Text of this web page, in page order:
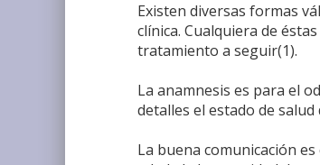
Existen diversas formas
clínica. Cualquiera de
tratamiento a seguir(1).
La anamnesis es para el
detalles el estado de
La buena comunicación